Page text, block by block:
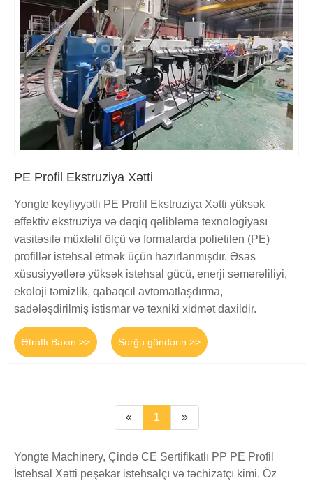
PE Profil Ekstruziya Xətti
Yongte keyfiyyətli PE Profil Ekstruziya Xətti yüksək
effektiv ekstruziya və dəqiq qəlibləmə texnologiyası
vasitəsilə müxtəlif ölçü və formalarda polietilen (PE)
profillər istehsal etmək üçün hazırlanmışdır. Əsas
xüsusiyyətlərə yüksək istehsal gücü, enerji səmərəliliyi,
ekoloji təmizlik, qabaqcıl avtomatlaşdırma,
sadələşdirilmiş istismar və texniki xidmət daxildir.
Ətraflı Baxın >> Sorğu göndərin >>
« 1 »
Yongte Machinery, Çində CE Sertifikatlı PP PE Profil
İstehsal Xətti peşəkar istehsalçı və təchizatçı kimi. Öz